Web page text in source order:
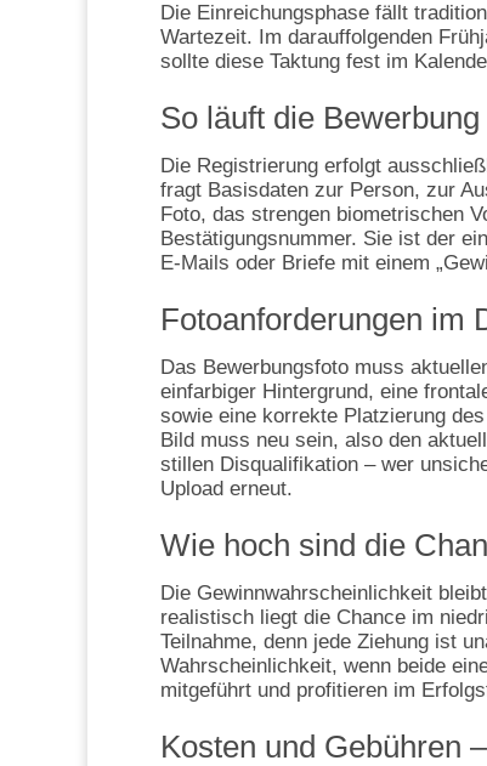
Die Einreichungsphase fällt
Wartezeit. Im darauffolgenden
sollte diese Taktung fest im
So läuft die
Die Registrierung erfolgt
fragt Basisdaten zur Person, zur
Foto, das strengen biometrischen
Bestätigungsnummer. Sie ist der
E‑Mails oder Briefe mit einem
Fotoanforderungen im
Das Bewerbungsfoto muss
einfarbiger Hintergrund, eine
sowie eine korrekte Platzierung
Bild muss neu sein, also den
stillen Disqualifikation – wer
Upload erneut.
Wie hoch sind die
Die Gewinnwahrscheinlichkeit
realistisch liegt die Chance im
Teilnahme, denn jede Ziehung ist
Wahrscheinlichkeit, wenn beide
mitgeführt und profitieren im
Kosten und Gebühren